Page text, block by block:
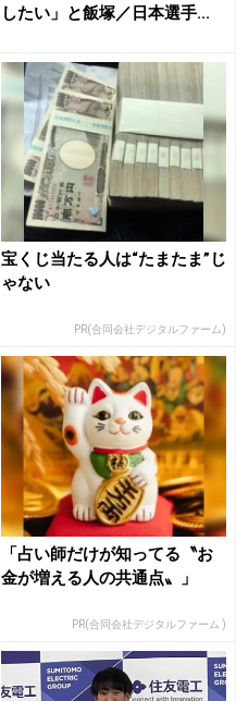
したい」と飯塚／日本選手...
宝くじ当たる人は“たまたま”じ
ゃない
PR(合同会社デジタルファーム)
「占い師だけが知ってる〝お
金が増える人の共通点〟」
PR(合同会社デジタルファーム )